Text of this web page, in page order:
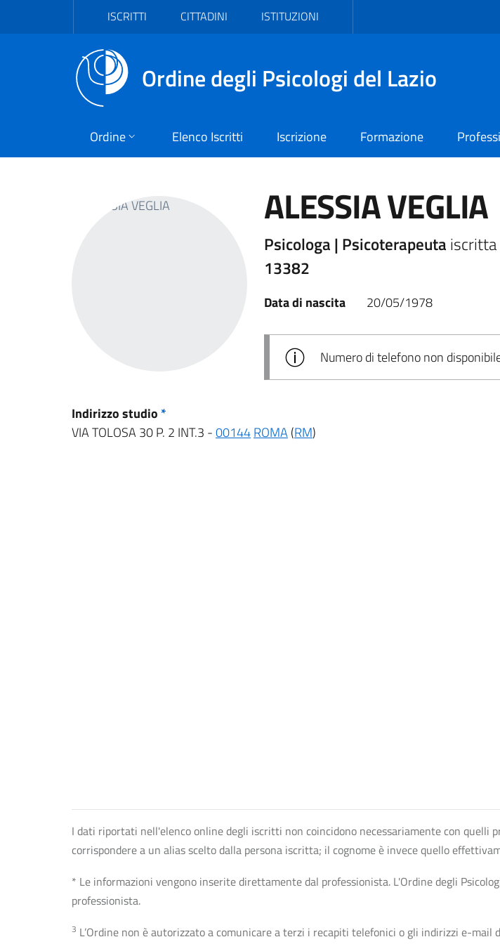
Vai al contenuto principale
ISCRITTI CITTADINI ISTITUZIONI
Ordine degli Psicologi del Lazio
Ordine Elenco Iscritti Iscrizione Formazione
ALESSIA VEGLIA
Psicologa | Psicoterapeuta iscritta
13382
Data di nascita 20/05/1978
Numero di telefono non
Indirizzo studio *
VIA TOLOSA 30 P. 2 INT.3 -00144ROMA(RM)
I dati riportati nell'elenco online degli iscritti non coincidono necessariamente con quelli
corrispondere a un alias scelto dalla persona iscritta; il cognome è invece quello
* Le informazioni vengono inserite direttamente dal professionista. L'Ordine degli
professionista.
3 L’Ordine non è autorizzato a comunicare a terzi i recapiti telefonici o gli indirizzi e-